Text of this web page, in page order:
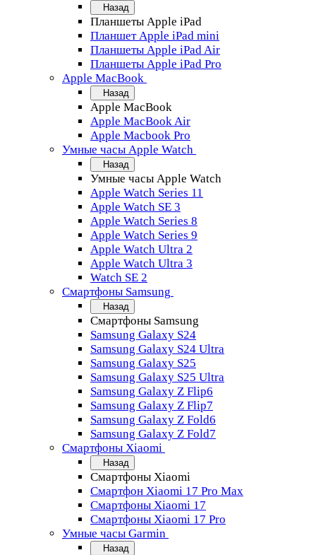
Назад
Планшеты Apple iPad
Планшет Apple iPad mini
Планшеты Apple iPad Air
Планшеты Apple iPad Pro
Apple MacBook
Назад
Apple MacBook
Apple MacBook Air
Apple Macbook Pro
Умные часы Apple Watch
Назад
Умные часы Apple Watch
Apple Watch Series 11
Apple Watch SE 3
Apple Watch Series 8
Apple Watch Series 9
Apple Watch Ultra 2
Apple Watch Ultra 3
Watch SE 2
Смартфоны Samsung
Назад
Смартфоны Samsung
Samsung Galaxy S24
Samsung Galaxy S24 Ultra
Samsung Galaxy S25
Samsung Galaxy S25 Ultra
Samsung Galaxy Z Flip6
Samsung Galaxy Z Flip7
Samsung Galaxy Z Fold6
Samsung Galaxy Z Fold7
Смартфоны Xiaomi
Назад
Смартфоны Xiaomi
Смартфон Xiaomi 17 Pro Max
Смартфоны Xiaomi 17
Смартфоны Xiaomi 17 Pro
Умные часы Garmin
Назад